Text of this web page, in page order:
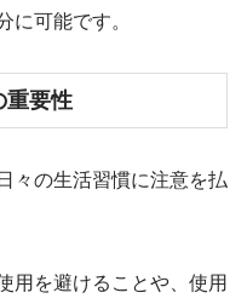
に可能です。
重要性
々の生活習慣に注意を払
用を避けることや、使用